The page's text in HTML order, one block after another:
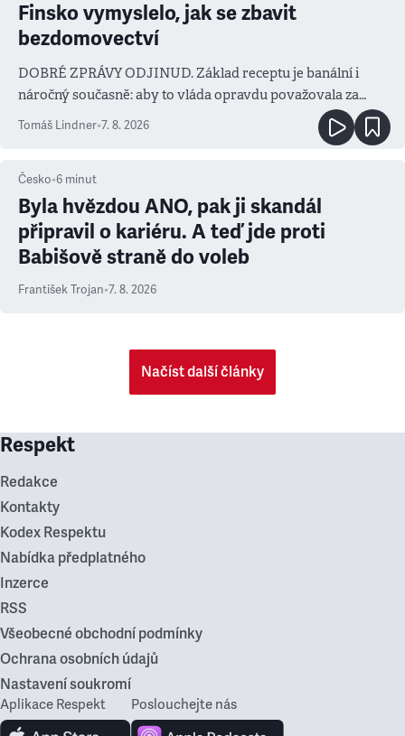
Finsko vymyslelo, jak se zbavit
bezdomovectví
DOBRÉ ZPRÁVY ODJINUD. Základ receptu je banální i
náročný současně: aby to vláda opravdu považovala za
prioritu
Tomáš Lindner•7. 8. 2026
Česko•6 minut
Byla hvězdou ANO, pak ji skandál
připravil o kariéru. A teď jde proti
Babišově straně do voleb
František Trojan•7. 8. 2026
Načíst další články
Respekt
Redakce
Kontakty
Kodex Respektu
Nabídka předplatného
Inzerce
RSS
Všeobecné obchodní podmínky
Ochrana osobních údajů
Nastavení soukromí
Aplikace Respekt Poslouchejte nás